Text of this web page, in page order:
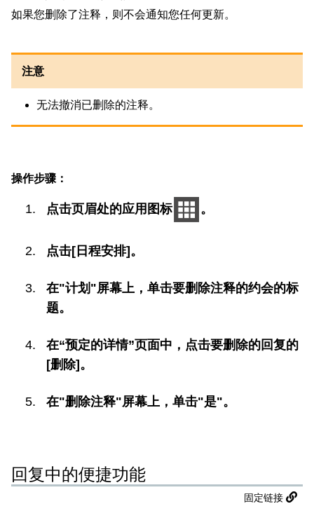
如果您删除了注释，则不会通知您任何更新。
注意
无法撤消已删除的注释。
操作步骤：
点击页眉处的应用图标 。
点击[日程安排]。
在"计划"屏幕上，单击要删除注释的约会的标
题。
在“预定的详情”页面中，点击要删除的回复的
[删除]。
在"删除注释"屏幕上，单击"是"。
回复中的便捷功能
固定链接